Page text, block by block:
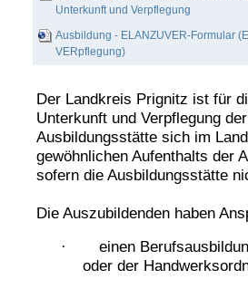
Unterkunft und Verpflegung
Ausbildung - ELANZUVER-Formular
VERpflegung)
Der Landkreis Prignitz ist für
Unterkunft und Verpflegung
Ausbildungsstätte sich im
gewöhnlichen Aufenthalts der
sofern die Ausbildungsstätte
Die Auszubildenden haben
·
einen
oder der